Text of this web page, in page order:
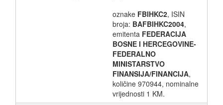
oznake FBIHKC2, ISIN
broja: BAFBIHKC2004,
emitenta FEDERACIJA
BOSNE I HERCEGOVINE-
FEDERALNO
MINISTARSTVO
FINANSIJA/FINANCIJA,
količine 970944, nominalne
vrijednosti 1 KM.